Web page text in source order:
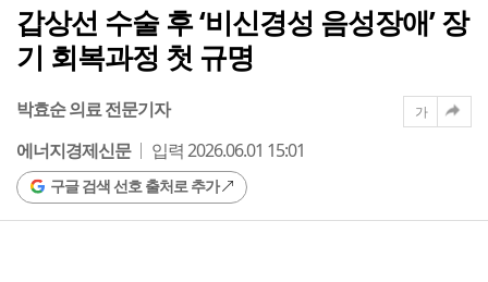
갑상선 수술 후 ‘비신경성 음성장애’ 장
기 회복과정 첫 규명
박효순 의료 전문기자
에너지경제신문
입력 2026.06.01 15:01
구글 검색 선호 출처로 추가
가